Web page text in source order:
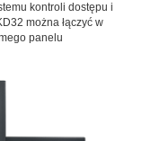
kontroli dostępu i
można łączyć w
panelu